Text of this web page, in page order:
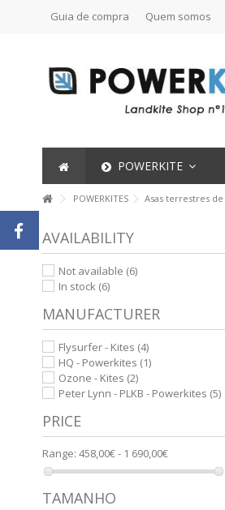
Guia de compra Quem somos
POWERKITE
POWERKITES Asas terrestres
AVAILABILITY
Not available (6)
In stock (6)
MANUFACTURER
Flysurfer - Kites (4)
HQ - Powerkites (1)
Ozone - Kites (2)
Peter Lynn - PLKB - Powerkites (5)
PRICE
Range: 458,00€ - 1 690,00€
TAMANHO